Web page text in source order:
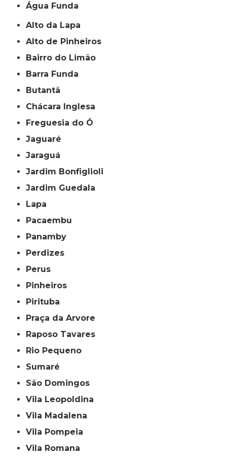
Água Funda
Alto da Lapa
Alto de Pinheiros
Bairro do Limão
Barra Funda
Butantã
Chácara Inglesa
Freguesia do Ó
Jaguaré
Jaraguá
Jardim Bonfiglioli
Jardim Guedala
Lapa
Pacaembu
Panamby
Perdizes
Perus
Pinheiros
Pirituba
Praça da Arvore
Raposo Tavares
Rio Pequeno
Sumaré
São Domingos
Vila Leopoldina
Vila Madalena
Vila Pompeia
Vila Romana